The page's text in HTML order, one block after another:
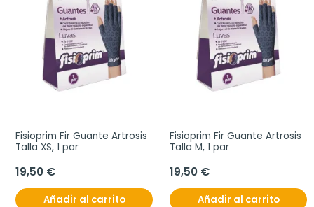
Fisioprim Fir Guante Artrosis
Talla XS, 1 par
19,50 €
Añadir al carrito
Fisioprim Fir Guante Artrosis
Talla M, 1 par
19,50 €
Añadir al carrito